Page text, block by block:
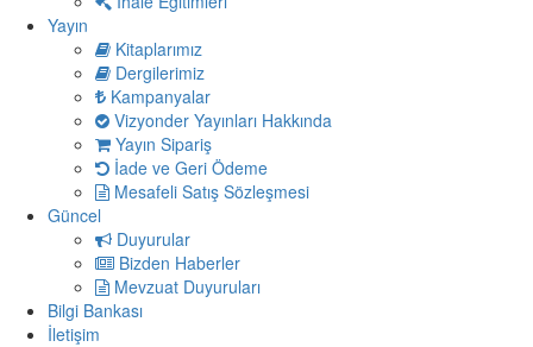
Yayın
Kitaplarımız
Dergilerimiz
Kampanyalar
Vizyonder Yayınları Hakkında
Yayın Sipariş
İade ve Geri Ödeme
Mesafeli Satış Sözleşmesi
Güncel
Duyurular
Bizden Haberler
Mevzuat Duyuruları
Bilgi Bankası
İletişim